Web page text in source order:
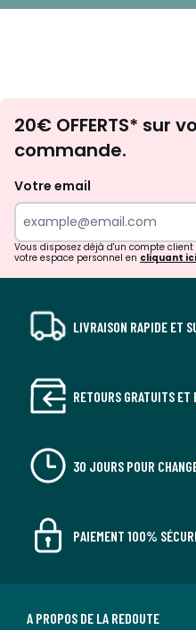
20€ OFFERTS* sur
commande.
Votre email
Vous disposez déjà d'un compte
votre espace personnel en cliquant ici
LIVRAISON RAPIDE ET
RETOURS GRATUITS ET
30 JOURS POUR
PAIEMENT 100%
A PROPOS DE LA REDOUTE